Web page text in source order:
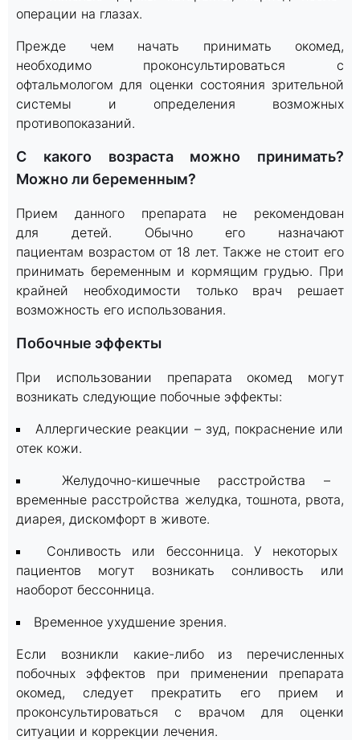
операции на глазах.
Прежде чем начать принимать окомед,
необходимо проконсультироваться с
офтальмологом для оценки состояния зрительной
системы и определения возможных
противопоказаний.
С какого возраста можно принимать?
Можно ли беременным?
Прием данного препарата не рекомендован
для детей. Обычно его назначают
пациентам возрастом от 18 лет. Также не стоит его
принимать беременным и кормящим грудью. При
крайней необходимости только врач решает
возможность его использования.
Побочные эффекты
При использовании препарата окомед могут
возникать следующие побочные эффекты:
Аллергические реакции – зуд, покраснение или
отек кожи.
Желудочно-кишечные расстройства –
временные расстройства желудка, тошнота, рвота,
диарея, дискомфорт в животе.
Сонливость или бессонница. У некоторых
пациентов могут возникать сонливость или
наоборот бессонница.
Временное ухудшение зрения.
Если возникли какие-либо из перечисленных
побочных эффектов при применении препарата
окомед, следует прекратить его прием и
проконсультироваться с врачом для оценки
ситуации и коррекции лечения.